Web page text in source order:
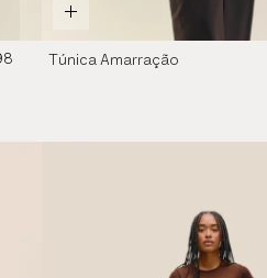
Túnica Amarração